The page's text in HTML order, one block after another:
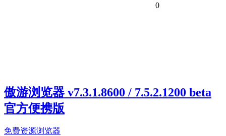
0
傲游浏览器 v7.3.1.8600 / 7.5.2.1200 beta
官方便携版
免费资源浏览器